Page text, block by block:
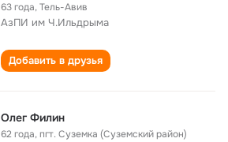
63 года,Тель-Авив
АзПИ им Ч.Ильдрыма
Добавить в друзья
Олег Филин
62 года,пгт. Суземка (Суземский район)